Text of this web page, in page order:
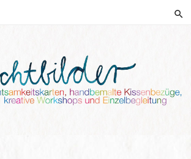
HANDGEMALTE KISSEN UND
KREATIVE BEGLEITUNG